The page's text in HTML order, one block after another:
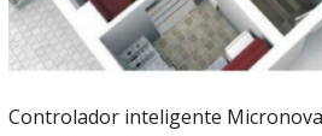
Controlador inteligente